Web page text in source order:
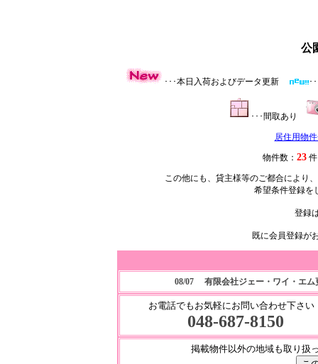
公
･･･本日入荷およびデータ更新 ･
･･･間取あり
居住用物
物件数： 23
この他にも、貸主様等のご都合により
希望条件登録を
登録
既に会員登録が
08/07 有限会社ジェー・ワイ・エム
お電話でもお気軽にお問い合わせ下さい
048-687-8150
掲載物件以外の地域も取り扱